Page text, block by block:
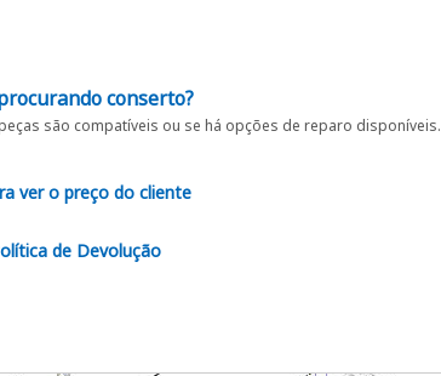
conserto?
são compatíveis ou se há opções de reparo disponíveis.
ver o preço do cliente
de Devolução